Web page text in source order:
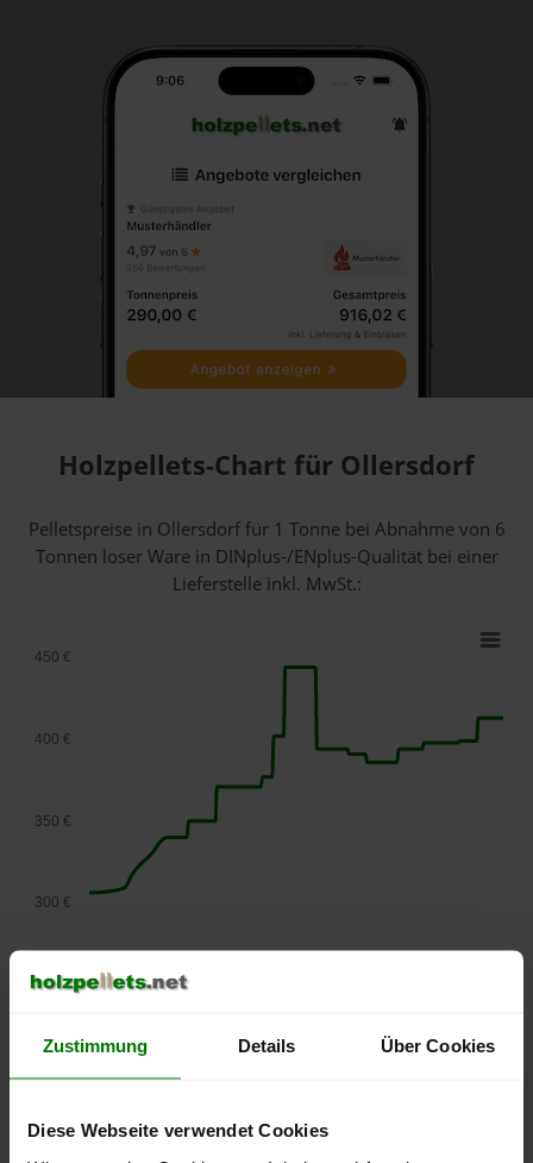
Zustimmung Details Über Cookies
Diese Webseite verwendet Cookies
Holzpellets-Chart für Ollersdorf
Pelletspreise in Ollersdorf für 1 Tonne bei Abnahmevon 6
Tonnen loser Warein DINplus-/ENplus-Qualität bei einer
Lieferstelle inkl. MwSt.:
lose Ware
300 €
350 €
400 €
450 €
250 €
können Sie jederzeit auf unsererPelletspreise